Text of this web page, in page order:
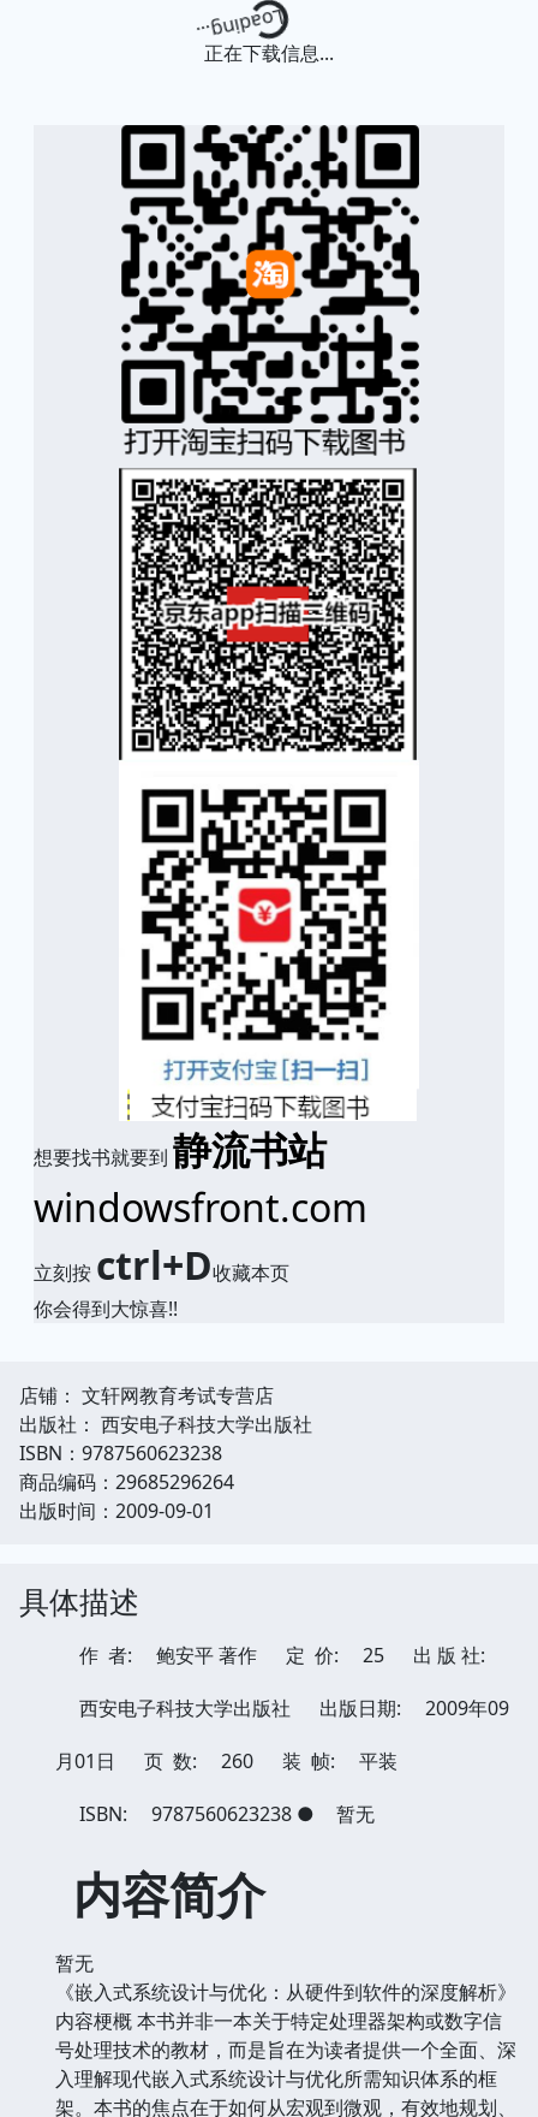
Loading...
正在下载信息...
想要找书就要到 静流书站
windowsfront.com
立刻按 ctrl+D收藏本页
你会得到大惊喜!!
店铺： 文轩网教育考试专营店
出版社： 西安电子科技大学出版社
ISBN：9787560623238
商品编码：29685296264
出版时间：2009-09-01
具体描述
作 者: 鲍安平 著作 定 价: 25
出 版 社:
西安电子科技大学出版社
出版日期:
2009年09
月01日
页 数: 260 装 帧:
平装
ISBN:
9787560623238 ● 暂无
内容简介
暂无
《嵌入式系统设计与优化：从硬件到软件的深度解析》
内容梗概 本书并非一本关于特定处理器架构或数字信
号处理技术的教材，而是旨在为读者提供一个全面、深
入理解现代嵌入式系统设计与优化所需知识体系的框
架。本书的焦点在于如何从宏观到微观，有效地规划、